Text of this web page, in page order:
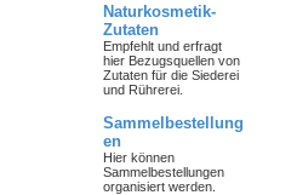
Naturkosmetik-
Zutaten
Empfehlt und erfragt
hier Bezugsquellen von
Zutaten für die Siederei
und Rührerei.
Sammelbestellung
en
Hier können
Sammelbestellungen
organisiert werden.